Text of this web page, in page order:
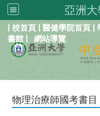
亞洲
| 校首頁 | 醫健學院首頁 |
書館 | 網站導覽
物理治療師國考書目